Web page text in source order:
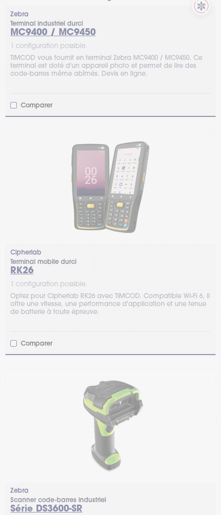
Zebra
Terminal industriel durci
MC9400 / MC9450
1 configuration possible.
TIMCOD vous fournit en terminal Zebra MC9400 / MC9450. Ce
terminal est doté d'un appareil photo et permet de lire des
code-barres même abîmés. Devis en ligne.
Comparer
Cipherlab
Terminal mobile durci
RK26
1 configuration possible.
Optez pour Cipherlab RK26 avec TIMCOD. Compatible Wi-Fi 6, il
offre une vitesse, une performance d'application et une tenue
de batterie à toute épreuve.
Comparer
Zebra
Scanner code-barres industriel
Série DS3600-SR